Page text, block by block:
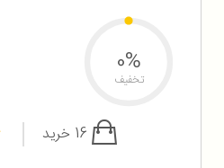
0%
تخفیف